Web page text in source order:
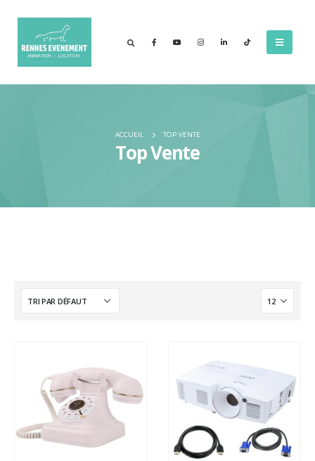
ACCUEIL TOP VENTE
Top Vente